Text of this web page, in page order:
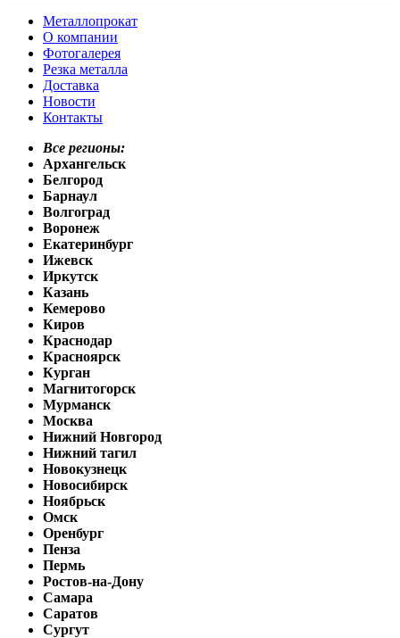
Металлопрокат
О компании
Фотогалерея
Резка металла
Доставка
Новости
Контакты
Все регионы:
Архангельск
Белгород
Барнаул
Волгоград
Воронеж
Екатеринбург
Ижевск
Иркутск
Казань
Кемерово
Киров
Краснодар
Красноярск
Курган
Магнитогорск
Мурманск
Москва
Нижний Новгород
Нижний тагил
Новокузнецк
Новосибирск
Ноябрьск
Омск
Оренбург
Пенза
Пермь
Ростов-на-Дону
Самара
Саратов
Сургут